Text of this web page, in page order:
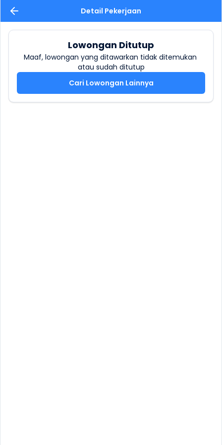
Detail Pekerjaan
Lowongan Ditutup
Maaf, lowongan yang ditawarkan tidak ditemukan
atau sudah ditutup
Cari Lowongan Lainnya